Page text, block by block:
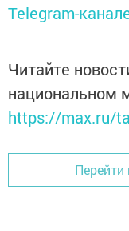
Telegram-
Читайте
национальном
https://max.ru/
Перейти